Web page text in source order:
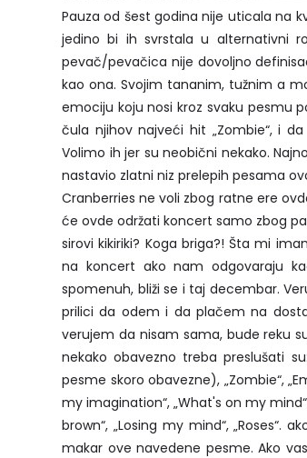
Pauza od šest godina nije uticala na
jedino bi ih svrstala u alternativni
pevač/pevačica nije dovoljno
kao ona. Svojim tananim, tužnim a
emociju koju nosi kroz svaku pesmu
čula njihov najveći hit „Zombie“, i
Volimo ih jer su neobični nekako.
nastavio zlatni niz prelepih pesama
Cranberries ne voli zbog ratne ere
će ovde održati koncert samo zbog
sirovi kikiriki? Koga briga?! Šta mi
na koncert ako nam odgovaraju
spomenuh, bliži se i taj decembar.
prilici da odem i da plačem na
verujem da nisam sama, bude reku
nekako obavezno treba preslušati
pesme skoro obavezne), „Zombie“,
my imagination“, „What's on my
brown“, „Losing my mind“, „Roses“.
makar ove navedene pesme. Ako